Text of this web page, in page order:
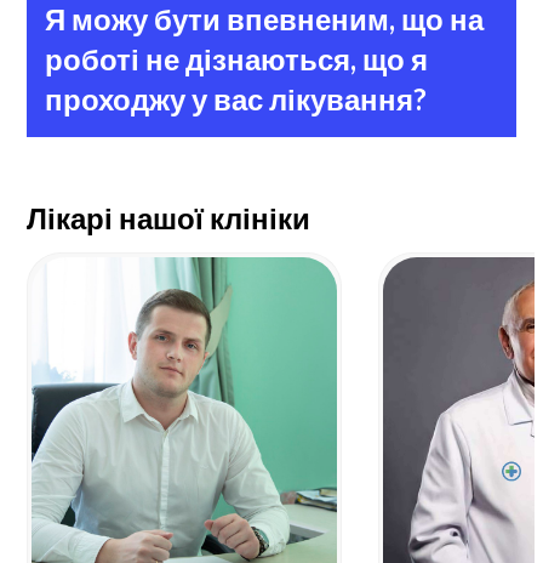
Я можу бути впевненим, що на
роботі не дізнаються, що я
проходжу у вас лікування?
Лікарі нашої клініки